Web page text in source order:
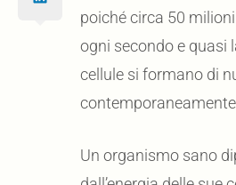
poiché circa 50
ogni secondo e quasi
cellule si formano di
Un organismo sano